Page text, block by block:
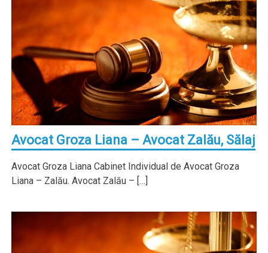
Avocat Groza Liana – Avocat Zalău, Sălaj
Avocat Groza Liana Cabinet Individual de Avocat Groza
Liana – Zalău. Avocat Zalău – […]